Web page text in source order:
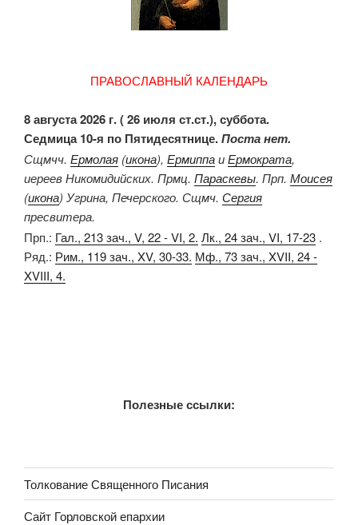
ПРАВОСЛАВНЫЙ КАЛЕНДАРЬ
8 августа 2026 г. ( 26 июля ст.ст.), суббота.
Седмица 10-я по Пятидесятнице.Поста нет.
Сщмчч. Ермолая (икона), ЕрмиппаиЕрмократа,
иереев Никомидийских. Прмц. Параскевы. Прп. Моисея
(икона) Угрина, Печерского. Сщмч. Сергия
пресвитера.
Прп.: Гал., 213 зач., V, 22 - VI, 2. Лк., 24 зач., VI, 17-23 .
Ряд.: Рим., 119 зач., XV, 30-33. Мф., 73 зач., XVII, 24 -
XVIII, 4.
Полезные ссылки:
Толкование Священного Писания
Сайт Горловской епархии